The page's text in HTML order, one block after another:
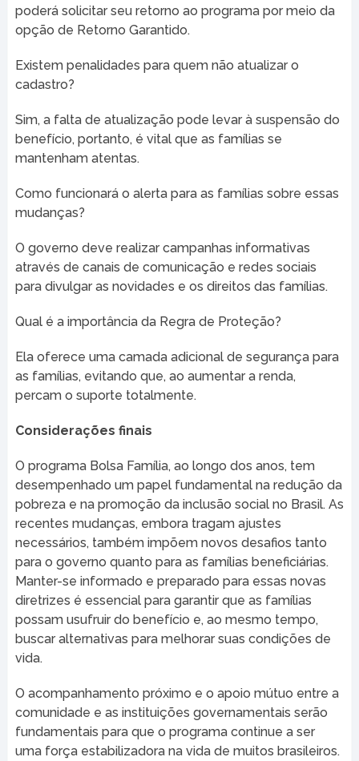
poderá solicitar seu retorno ao programa por meio da
opção de Retorno Garantido.
Existem penalidades para quem não atualizar o
cadastro?
Sim, a falta de atualização pode levar à suspensão do
benefício, portanto, é vital que as famílias se
mantenham atentas.
Como funcionará o alerta para as famílias sobre essas
mudanças?
O governo deve realizar campanhas informativas
através de canais de comunicação e redes sociais
para divulgar as novidades e os direitos das famílias.
Qual é a importância da Regra de Proteção?
Ela oferece uma camada adicional de segurança para
as famílias, evitando que, ao aumentar a renda,
percam o suporte totalmente.
Considerações finais
O programa Bolsa Família, ao longo dos anos, tem
desempenhado um papel fundamental na redução da
pobreza e na promoção da inclusão social no Brasil. As
recentes mudanças, embora tragam ajustes
necessários, também impõem novos desafios tanto
para o governo quanto para as famílias beneficiárias.
Manter-se informado e preparado para essas novas
diretrizes é essencial para garantir que as famílias
possam usufruir do benefício e, ao mesmo tempo,
buscar alternativas para melhorar suas condições de
vida.
O acompanhamento próximo e o apoio mútuo entre a
comunidade e as instituições governamentais serão
fundamentais para que o programa continue a ser
uma força estabilizadora na vida de muitos brasileiros.